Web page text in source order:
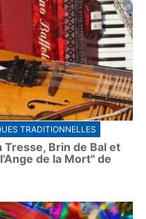
TRADITIONNELLES
Brin de Bal et
de la Mort" de